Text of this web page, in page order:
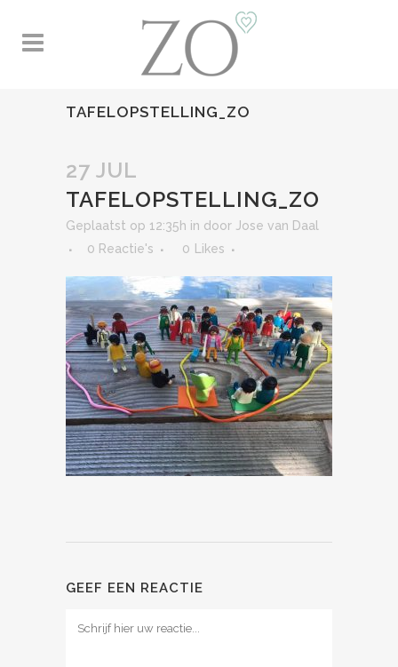
TAFELOPSTELLING_ZO
27 JUL
TAFELOPSTELLING_ZO
Geplaatst op 12:35h in door Jose van Daal
0 Reactie's
0 Likes
GEEF EEN REACTIE